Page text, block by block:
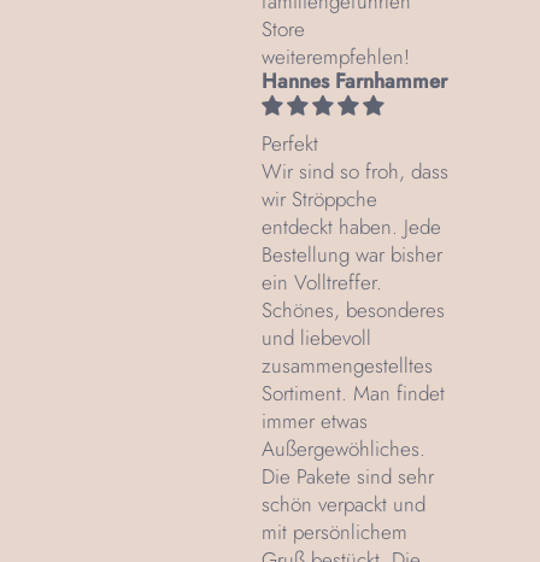
Store
weiterempfehlen!
Hannes Farnhammer
Perfekt
Wir sind so froh, dass
wir Ströppche
entdeckt haben. Jede
Bestellung war bisher
ein Volltreffer.
Schönes, besonderes
und liebevoll
zusammengestelltes
Sortiment. Man findet
immer etwas
Außergewöhliches.
Die Pakete sind sehr
schön verpackt und
mit persönlichem